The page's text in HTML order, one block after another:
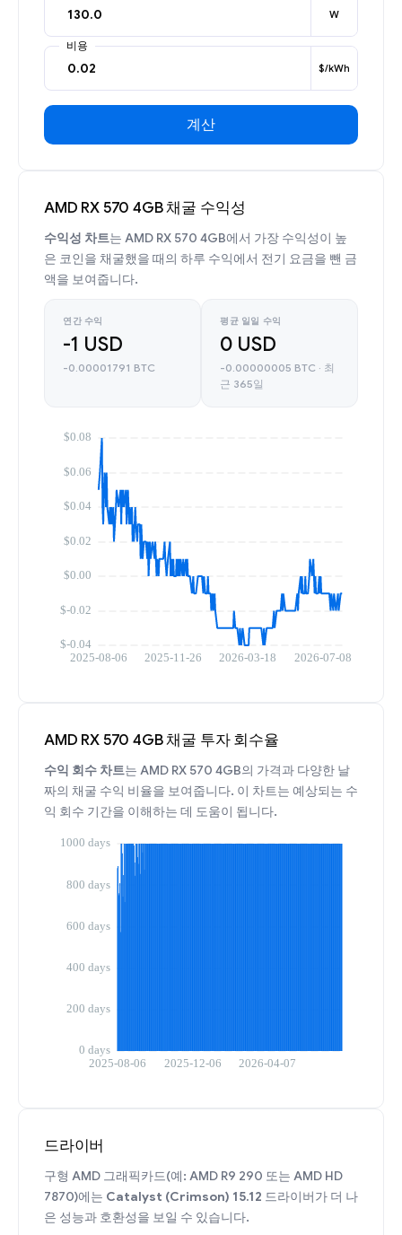
W
비용
$/kWh
계산
AMD RX 570 4GB 채굴 수익성
수익성 차트는 AMD RX 570 4GB에서 가장 수익성이 높
은 코인을 채굴했을 때의 하루 수익에서 전기 요금을 뺀 금
액을 보여줍니다.
연간 수익
-1 USD
-0.00001791 BTC
평균 일일 수익
0 USD
-0.00000005 BTC · 최
근 365일
AMD RX 570 4GB 채굴 투자 회수율
수익 회수 차트는 AMD RX 570 4GB의 가격과 다양한 날
짜의 채굴 수익 비율을 보여줍니다. 이 차트는 예상되는 수
익 회수 기간을 이해하는 데 도움이 됩니다.
드라이버
구형 AMD 그래픽카드(예: AMD R9 290 또는 AMD HD
7870)에는 Catalyst (Crimson) 15.12 드라이버가 더 나
은 성능과 호환성을 보일 수 있습니다.